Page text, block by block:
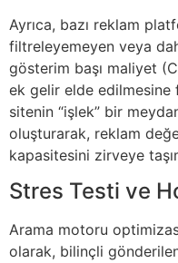
Ayrıca, bazı reklam
filtreleyemeyen veya
gösterim başı maliyet
ek gelir elde edilmesine
sitenin “işlek” bir
oluşturarak, reklam
kapasitesini zirveye
Stres Testi ve
Arama motoru
olarak, bilinçli